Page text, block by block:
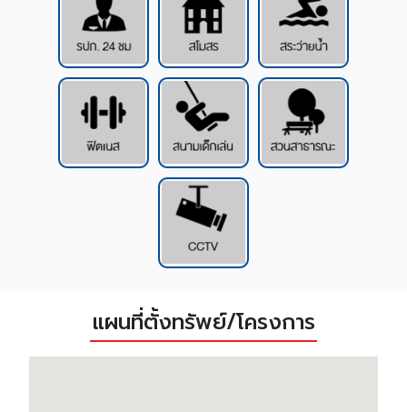
แผนที่ตั้งทรัพย์/โครงการ